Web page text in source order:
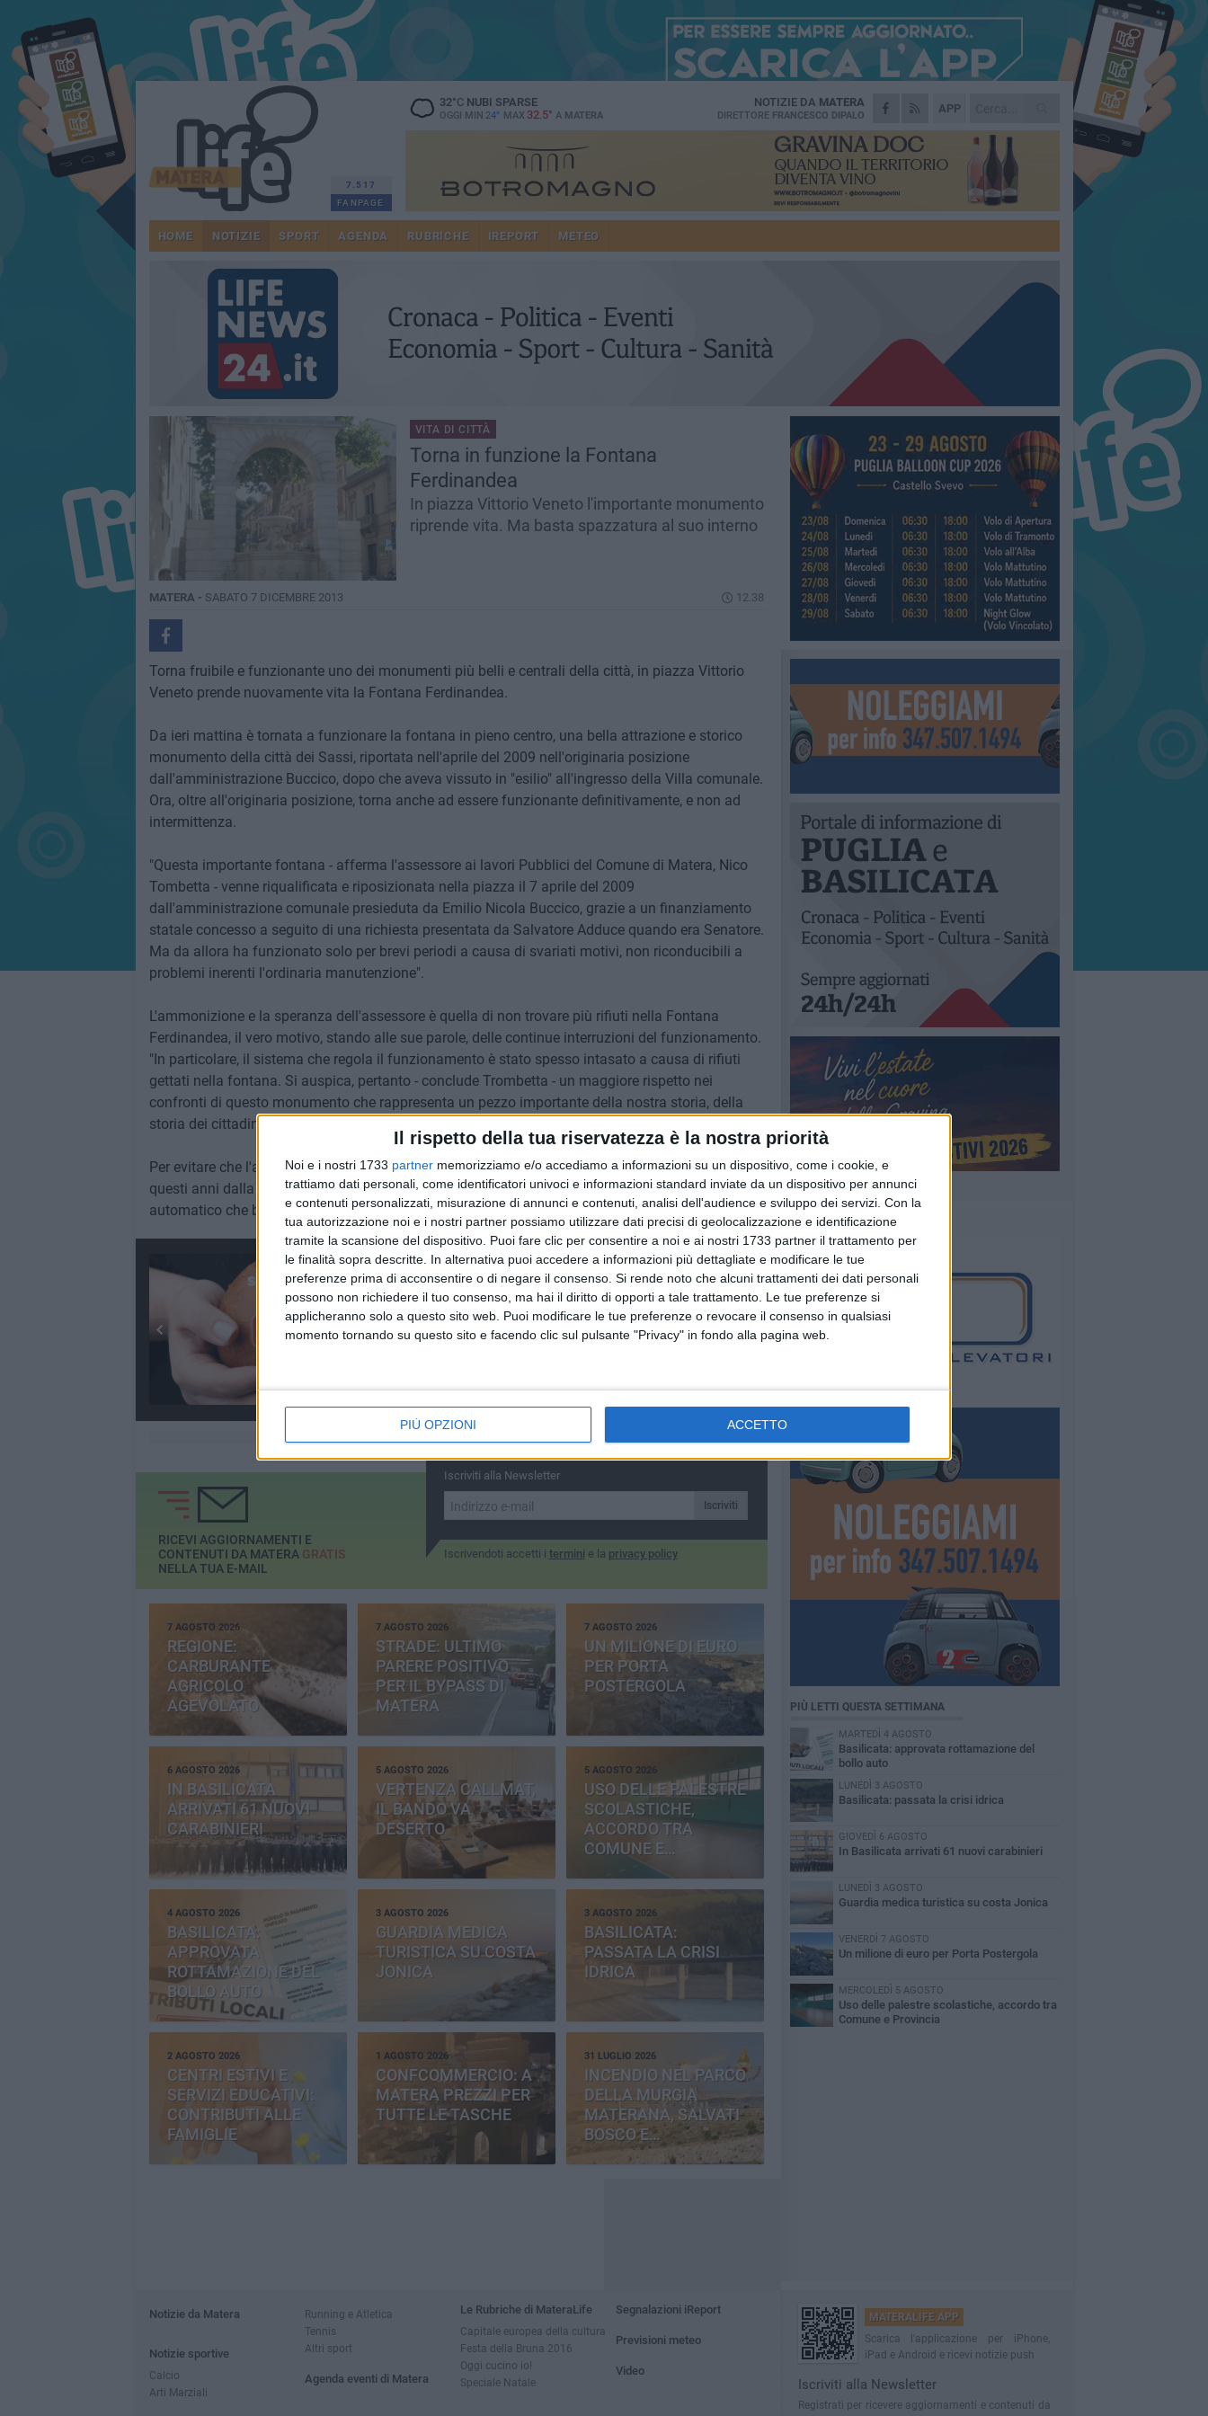
Il rispetto della tua riservatezza è la nostra priorità
Noi e i nostri 1733 partner memorizziamo e/o accediamo a informazioni su un dispositivo, come i cookie, e
trattiamo dati personali, come identificatori univoci e informazioni standard inviate da un dispositivo per annunci
e contenuti personalizzati, misurazione di annunci e contenuti, analisi dell'audience e sviluppo dei servizi. Con la
tua autorizzazione noi e i nostri partner possiamo utilizzare dati precisi di geolocalizzazione e identificazione
tramite la scansione del dispositivo. Puoi fare clic per consentire a noi e ai nostri 1733 partner il trattamento per
le finalità sopra descritte. In alternativa puoi accedere a informazioni più dettagliate e modificare le tue
preferenze prima di acconsentire o di negare il consenso. Si rende noto che alcuni trattamenti dei dati personali
possono non richiedere il tuo consenso, ma hai il diritto di opporti a tale trattamento. Le tue preferenze si
applicheranno solo a questo sito web. Puoi modificare le tue preferenze o revocare il consenso in qualsiasi
momento tornando su questo sito e facendo clic sul pulsante "Privacy" in fondo alla pagina web.
PIÙ OPZIONI ACCETTO
7.517
FANPAGE
32°CNUBI SPARSE
OGGI MIN 24° MAX 32.5° A MATERA
APP
NOTIZIE DA MATERA
DIRETTORE FRANCESCO DIPALO
HOME NOTIZIE SPORT AGENDA RUBRICHE IREPORT METEO
VITA DI CITTÀ
Torna in funzione la Fontana
Ferdinandea
In piazza Vittorio Veneto l'importante monumento
riprende vita. Ma basta spazzatura al suo interno
MATERA - SABATO 7 DICEMBRE 2013 12.38
Torna fruibile e funzionante uno dei monumenti più belli e centrali della città, in piazza Vittorio
Veneto prende nuovamente vita la Fontana Ferdinandea.
Da ieri mattina è tornata a funzionare la fontana in pieno centro, una bella attrazione e storico
monumento della città dei Sassi, riportata nell'aprile del 2009 nell'originaria posizione
dall'amministrazione Buccico, dopo che aveva vissuto in "esilio" all'ingresso della Villa comunale.
Ora, oltre all'originaria posizione, torna anche ad essere funzionante definitivamente, e non ad
intermittenza.
"Questa importante fontana - afferma l'assessore ai lavori Pubblici del Comune di Matera, Nico
Tombetta - venne riqualificata e riposizionata nella piazza il 7 aprile del 2009
dall'amministrazione comunale presieduta da Emilio Nicola Buccico, grazie a un finanziamento
statale concesso a seguito di una richiesta presentata da Salvatore Adduce quando era Senatore.
Ma da allora ha funzionato solo per brevi periodi a causa di svariati motivi, non riconducibili a
problemi inerenti l'ordinaria manutenzione".
L'ammonizione e la speranza dell'assessore è quella di non trovare più rifiuti nella Fontana
Ferdinandea, il vero motivo, stando alle sue parole, delle continue interruzioni del funzionamento.
"In particolare, il sistema che regola il funzionamento è stato spesso intasato a causa di rifiuti
gettati nella fontana. Si auspica, pertanto - conclude Trombetta - un maggiore rispetto nei
confronti di questo monumento che rappresenta un pezzo importante della nostra storia, della
storia dei cittadini di Matera".
Per evitare che l'acqua vada al di fuori del perimetro della fontana, altro motivo di diatriba in
questi anni dalla sua collocazione in piazza Vittorio Veneto, è stato anche istallato un sistema
automatico che blocca l'erogazione in caso di presenza di vento.
Iscriviti alla Newsletter
Iscriviti
Iscrivendoti accetti i termini e la privacy policy
RICEVI AGGIORNAMENTI E
CONTENUTI DA MATERA GRATIS
NELLA TUA E-MAIL
7 AGOSTO 2026
REGIONE:
CARBURANTE
AGRICOLO
AGEVOLATO
7 AGOSTO 2026
STRADE: ULTIMO
PARERE POSITIVO
PER IL BYPASS DI
MATERA
7 AGOSTO 2026
UN MILIONE DI EURO
PER PORTA
POSTERGOLA
6 AGOSTO 2026
IN BASILICATA
ARRIVATI 61 NUOVI
CARABINIERI
5 AGOSTO 2026
VERTENZA CALLMAT,
IL BANDO VA
DESERTO
5 AGOSTO 2026
USO DELLE PALESTRE
SCOLASTICHE,
ACCORDO TRA
COMUNE E
PROVINCIA
4 AGOSTO 2026
BASILICATA:
APPROVATA
ROTTAMAZIONE DEL
BOLLO AUTO
3 AGOSTO 2026
GUARDIA MEDICA
TURISTICA SU COSTA
JONICA
3 AGOSTO 2026
BASILICATA:
PASSATA LA CRISI
IDRICA
2 AGOSTO 2026
CENTRI ESTIVI E
SERVIZI EDUCATIVI:
CONTRIBUTI ALLE
FAMIGLIE
1 AGOSTO 2026
CONFCOMMERCIO: A
MATERA PREZZI PER
TUTTE LE TASCHE
31 LUGLIO 2026
INCENDIO NEL PARCO
DELLA MURGIA
MATERANA, SALVATI
BOSCO E
CEMENTERIA
PIÙ LETTI QUESTA SETTIMANA
MARTEDÌ 4 AGOSTO
Basilicata: approvata rottamazione del
bollo auto
LUNEDÌ 3 AGOSTO
Basilicata: passata la crisi idrica
GIOVEDÌ 6 AGOSTO
In Basilicata arrivati 61 nuovi carabinieri
LUNEDÌ 3 AGOSTO
Guardia medica turistica su costa Jonica
VENERDÌ 7 AGOSTO
Un milione di euro per Porta Postergola
MERCOLEDÌ 5 AGOSTO
Uso delle palestre scolastiche, accordo tra
Comune e Provincia
Notizie da Matera
Notizie sportive
Calcio
Arti Marziali
Running e Atletica
Tennis
Altri sport
Agenda eventi di Matera
Le Rubriche di MateraLife
Capitale europea della cultura
Festa della Bruna 2016
Oggi cucino io!
Speciale Natale
Segnalazioni iReport
Previsioni meteo
Video
MATERALIFE APP
Scarica l'applicazione per iPhone,
iPad e Android e ricevi notizie push
Iscriviti alla Newsletter
Registrati per ricevere aggiornamenti e contenuti da